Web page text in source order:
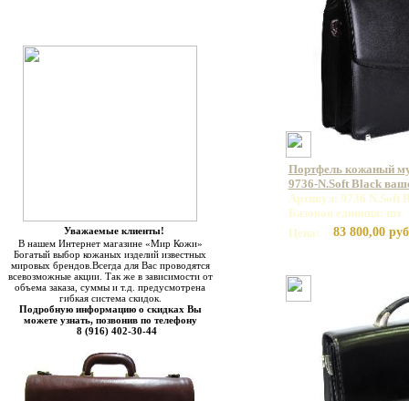
Уважаемые клиенты!
В нашем Интернет магазине «Мир Кожи»
Богатый выбор кожаных изделий известных
мировых брендов.Всегда для Вас проводятся
всевозможные акции. Так же в зависимости от
объема заказа, суммы и т.д. предусмотрена
гибкая система скидок.
Подробную информацию о скидках Вы
можете узнать, позвонив по телефону
8 (916) 402-30-44
Портфель кожаный
9736-N.Soft Black
Артикул: 9736 N.Soft
Базовая единица: шт
Цена:
83 800,00